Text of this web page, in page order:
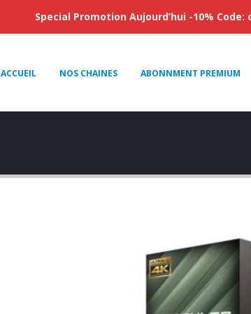
ACCUEIL NOS CHAINES ABONNMENT PREMIUM
Special Promotion Aujourd’hui -10% Code: